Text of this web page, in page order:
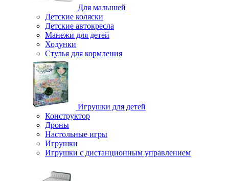
Для малышей
Детские коляски
Детские автокресла
Манежи для детей
Ходунки
Стулья для кормления
Игрушки для детей
Конструктор
Дроны
Настольные игры
Игрушки
Игрушки c дистанционным управлением